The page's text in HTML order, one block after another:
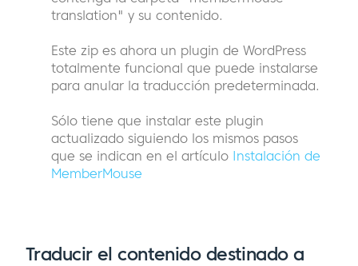
translation" y su contenido.
Este zip es ahora un plugin de WordPress
totalmente funcional que puede instalarse
para anular la traducción predeterminada.
Sólo tiene que instalar este plugin
actualizado siguiendo los mismos pasos
que se indican en el artículo Instalación de
MemberMouse
Traducir el contenido destinado a